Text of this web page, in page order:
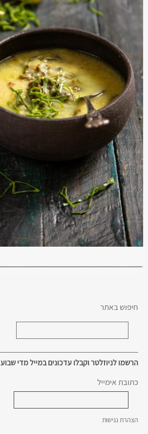
חיפוש באתר
הרשמו לניוזלטר וקבלו עדכונים במייל מדי שבוע
כתובת אימייל
הצהרת נגישות